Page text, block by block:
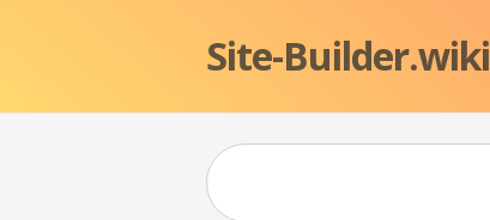
Site-Builder.wiki